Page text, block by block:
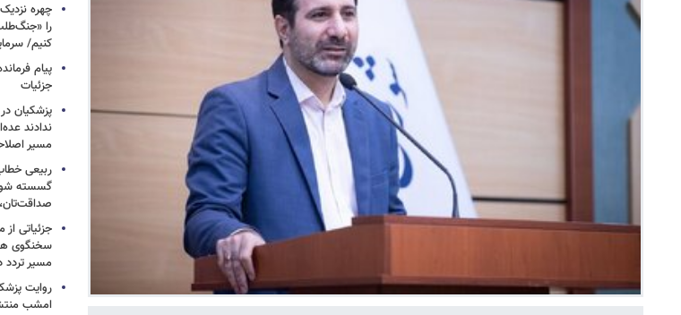
چهره
را
کنیم/
پیام
جزئیات
پزشکیان
ندادند
مسیر
ربیعی
گسسته
جزئیاتی
سخنگوی
مسیر تردد
روایت
امشب